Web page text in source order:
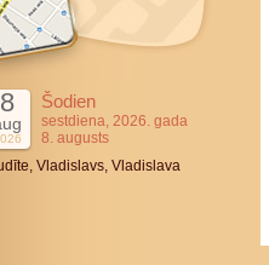
8 Šodien
sestdiena, 2026. gada
8. augusts
Vladislavs, Vladislava